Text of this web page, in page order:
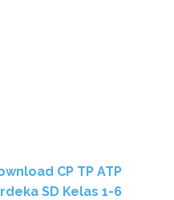
CP TP ATP
SD Kelas 1-6